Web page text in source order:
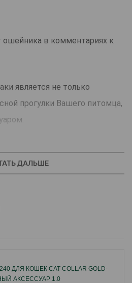
ошейника в комментариях к
является не только
прогулки Вашего питомца,
надевается. Надежно
выполненную из прочного
с боковых сторон
выполнен ползунок,
стальное кольцо.
ДАЛЬШЕ
ДЛЯ КОШЕК CAT COLLAR GOLD-
АКСЕССУАР 1.0